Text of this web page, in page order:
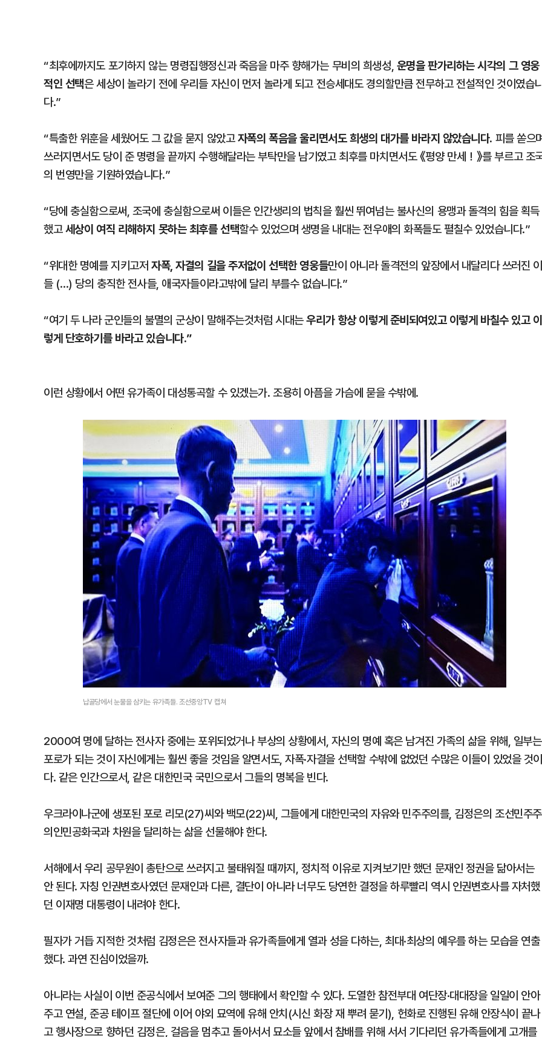
“최후에까지도 포기하지 않는 명령집행정신과 죽음을 마주 향해가는 무비의 희생성,운명을 판가리하는 시각의 그 영웅
적인 선택은 세상이 놀라기 전에 우리들 자신이 먼저 놀라게 되고 전승세대도 경의할만큼 전무하고 전설적인 것이였습
다.”
“특출한 위훈을 세웠어도 그 값을 묻지 않았고자폭의 폭음을 울리면서도 희생의 대가를 바라지 않았습니다. 피를 쏟으
쓰러지면서도 당이 준 명령을 끝까지 수행해달라는 부탁만을 남기였고 최후를 마치면서도 《평양 만세！》를 부르고 조
의 번영만을 기원하였습니다.”
“당에 충실함으로써, 조국에 충실함으로써 이들은 인간생리의 법칙을 훨씬 뛰여넘는 불사신의 용맹과 돌격의 힘을 획득
했고세상이 여직 리해하지 못하는 최후를 선택할수 있었으며 생명을 내대는 전우애의 화폭들도 펼칠수 있었습니다.”
“위대한 명예를 지키고저자폭, 자결의 길을 주저없이 선택한 영웅들만이 아니라 돌격전의 앞장에서 내달리다 쓰러진 이
들 (…) 당의 충직한 전사들, 애국자들이라고밖에 달리 부를수 없습니다.”
“여기 두 나라 군인들의 불멸의 군상이 말해주는것처럼 시대는우리가 항상 이렇게 준비되여있고 이렇게 바칠수 있고 이
렇게 단호하기를 바라고 있습니다.”
이런 상황에서 어떤 유가족이 대성통곡할 수 있겠는가. 조용히 아픔을 가슴에 묻을 수밖에.
납골당에서 눈물을 삼키는 유가족들. 조선중앙TV 캡쳐
2000여 명에 달하는 전사자 중에는 포위되었거나 부상의 상황에서, 자신의 명예 혹은 남겨진 가족의 삶을 위해, 일부는
포로가 되는 것이 자신에게는 훨씬 좋을 것임을 알면서도, 자폭·자결을 선택할 수밖에 없었던 수많은 이들이 있었을 것
다. 같은 인간으로서, 같은 대한민국 국민으로서 그들의 명복을 빈다.
우크라이나군에 생포된 포로 리모(27)씨와 백모(22)씨, 그들에게 대한민국의 자유와 민주주의를, 김정은의 조선민주주
의인민공화국과 차원을 달리하는 삶을 선물해야 한다.
서해에서 우리 공무원이 총탄으로 쓰러지고 불태워질 때까지, 정치적 이유로 지켜보기만 했던 문재인 정권을 닮아서는
안 된다. 자칭 인권변호사였던 문재인과 다른, 결단이 아니라 너무도 당연한 결정을 하루빨리 역시 인권변호사를 자처했
던 이재명 대통령이 내려야 한다.
필자가 거듭 지적한 것처럼 김정은은 전사자들과 유가족들에게 열과 성을 다하는, 최대·최상의 예우를 하는 모습을 연출
했다. 과연 진심이었을까.
아니라는 사실이 이번 준공식에서 보여준 그의 행태에서 확인할 수 있다. 도열한 참전부대 여단장·대대장을 일일이 안아
주고 연설, 준공 테이프 절단에 이어 야외 묘역에 유해 안치(시신 화장 재 뿌려 묻기), 헌화로 진행된 유해 안장식이 끝나
고 행사장으로 향하던 김정은, 걸음을 멈추고 돌아서서 묘소들 앞에서 참배를 위해 서서 기다리던 유가족들에게 고개를